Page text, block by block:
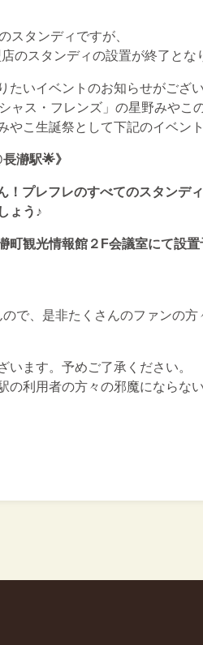
スタンディですが、
のスタンディの設置が終了とな
いイベントのお知らせがござ
ャス・フレンズ」の星野みやこ
こ生誕祭として下記のイベン
瀞駅🌟》
プレフレのすべてのスタンデ
ょう♪
観光情報館２F会議室にて設置
で、是非たくさんのファンの
ます。予めご了承ください。
利用者の方々の邪魔にならな